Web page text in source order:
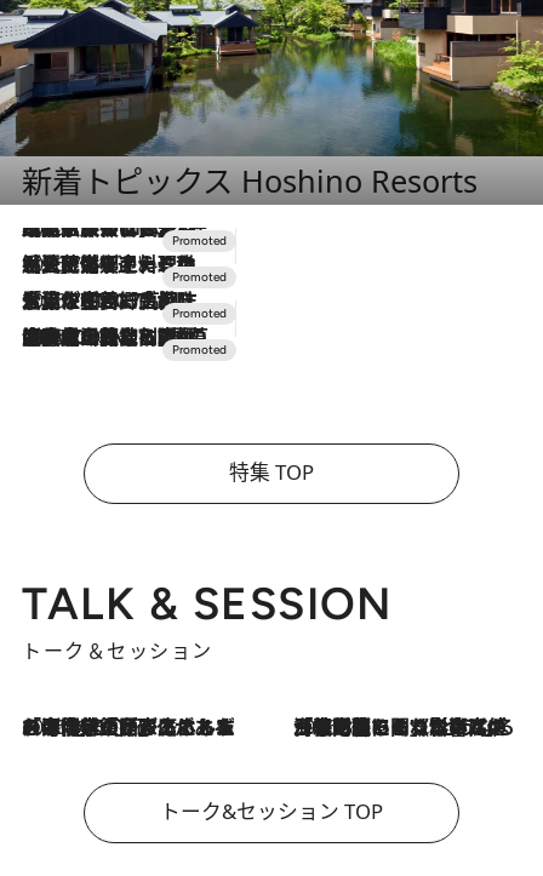
新着トピックス Hoshino Resorts
2026.7.31
【ホテル帰省】という選択肢をOMOが提案。家族とほどよい距離を保つには「昼は実家、夜は気兼ねなくホテルで！」
2026.7.24
【夏限定ディナーコース】旬を迎える稚鮎や花ズッキーニなどをイタリア・トスカーナの郷土料理の手法で満喫！
2026.7.17
「土佐和ハーブかき氷」がOMO7高知に登場！生姜、山椒、大葉など目にも舌にも涼を呼ぶ郷土の味
2026.7.10
NEW OPEN！【界 草津】名湯の地に誕生。趣の異なる2種の温泉と上州ならではの会席・蕎麦割烹など美食を味わう究極の癒やし旅
特集 TOP
TALK & SESSION
トーク＆セッション
2026.8.3
「今後値上げがあるとすれば…」「リスクがあるのは今年の冬」エネルギー専門家が語る、ホルムズ海峡封鎖が家庭にもたらす“ある心配” 2026.8.3
「住宅建てられない…」「サーチャージ料の高値が続いている」ホルムズ海峡封鎖による影響はいつまで続く？《エネルギー専門家に聞く“どうなる日本の暮らし”》
トーク&セッション TOP